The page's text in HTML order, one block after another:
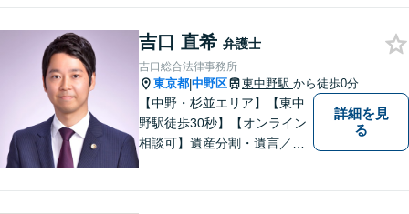
はありません。お気軽に弁護
士にご相談ください【休日・
夜間相談可】
吉口 直希 弁護士
吉口総合法律事務所
東京都|中野区 東中野駅 から徒歩0分
【中野・杉並エリア】【東中
野駅徒歩30秒】【オンライン
相談可】遺産分割・遺言／不
詳細を見
る